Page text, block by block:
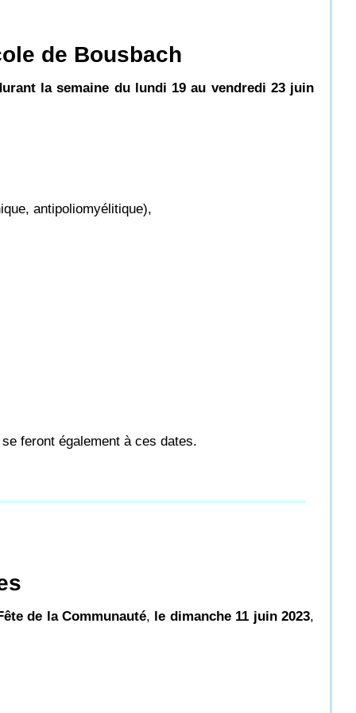
de Bousbach
la semaine du lundi 19 au vendredi 23 juin
antipoliomyélitique),
feront également à ces dates.
de la Communauté, le dimanche 11 juin 2023,